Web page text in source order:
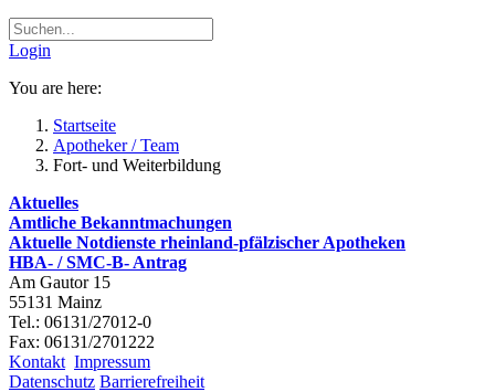
Login
You are here:
Startseite
Apotheker / Team
Fort- und Weiterbildung
Aktuelles
Amtliche Bekanntmachungen
Aktuelle Notdienste rheinland-pfälzischer Apotheken
HBA- / SMC-B- Antrag
Am Gautor 15
55131 Mainz
Tel.: 06131/27012-0
Fax: 06131/2701222
Kontakt Impressum
Datenschutz Barrierefreiheit